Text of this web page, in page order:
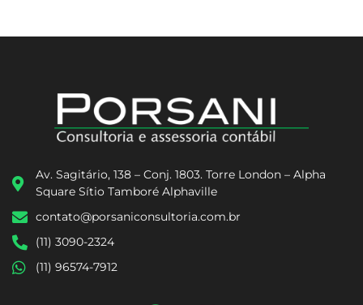
Av. Sagitário, 138 – Conj. 1803. Torre London – Alpha
Square Sítio Tamboré Alphaville
contato@porsaniconsultoria.com.br
(11) 3090-2324
(11) 96574-7912